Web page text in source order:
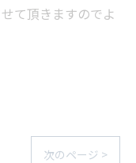
て頂きますのでよ
次のページ >